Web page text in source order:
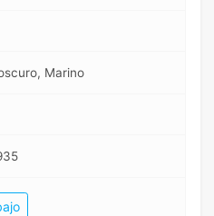
Marino